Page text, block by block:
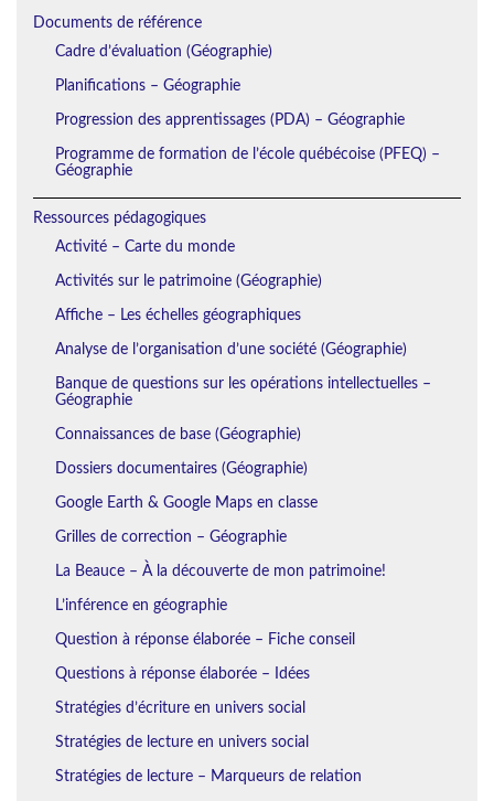
Documents de référence
Cadre d’évaluation (Géographie)
Planifications – Géographie
Progression des apprentissages (PDA) – Géographie
Programme de formation de l’école québécoise (PFEQ) –
Géographie
Ressources pédagogiques
Activité – Carte du monde
Activités sur le patrimoine (Géographie)
Affiche – Les échelles géographiques
Analyse de l’organisation d’une société (Géographie)
Banque de questions sur les opérations intellectuelles –
Géographie
Connaissances de base (Géographie)
Dossiers documentaires (Géographie)
Google Earth & Google Maps en classe
Grilles de correction – Géographie
La Beauce – À la découverte de mon patrimoine!
L’inférence en géographie
Question à réponse élaborée – Fiche conseil
Questions à réponse élaborée – Idées
Stratégies d’écriture en univers social
Stratégies de lecture en univers social
Stratégies de lecture – Marqueurs de relation